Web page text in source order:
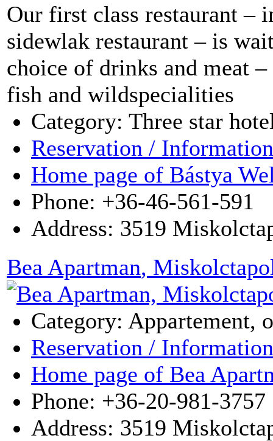
Our first class restaurant –
sidewlak restaurant – is
choice of drinks and meat
fish and wildspecialities
Category: Three star
Reservation / Information
Home page of Bástya
Phone: +36-46-561-591
Address: 3519
Bea Apartman,
Category: Appartement,
Reservation / Information
Home page of Bea
Phone: +36-20-981-3757
Address: 3519